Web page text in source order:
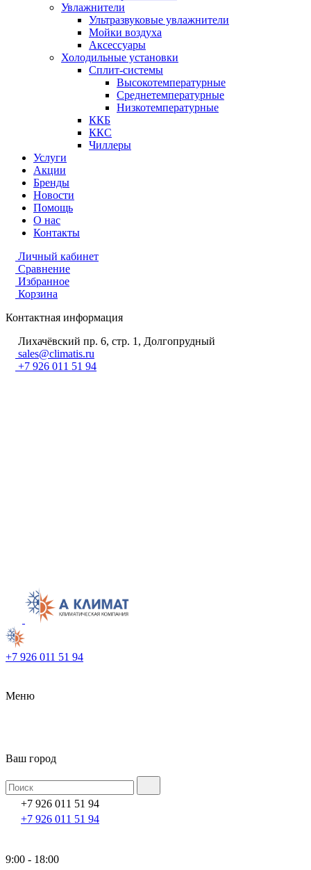
Увлажнители
Ультразвуковые увлажнители
Мойки воздуха
Аксессуары
Холодильные установки
Сплит-системы
Высокотемпературные
Среднетемпературные
Низкотемпературные
ККБ
ККС
Чиллеры
Услуги
Акции
Бренды
Новости
Помощь
О нас
Контакты
Личный кабинет
Сравнение
Избранное
Корзина
Контактная информация
Лихачёвский пр. 6, стр. 1, Долгопрудный
sales@climatis.ru
+7 926 011 51 94
+7 926 011 51 94
Меню
Ваш город
+7 926 011 51 94
+7 926 011 51 94
9:00 - 18:00